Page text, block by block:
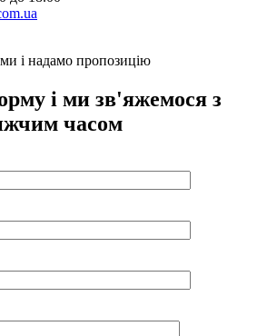
і надамо пропозицію
і ми зв'яжемося з
часом